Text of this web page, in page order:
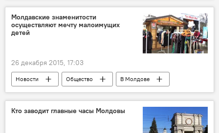
Молдавия
Оргеев Милосердие
Молдавские знаменитости
осуществляют мечту малоимущих
детей
26 декабря 2015, 17:03
Новости Общество
В Молдове
Республика Молдова
Оля Тира
Наталья Гордиенко
Марина Таубер
певица
Кто заводит главные часы Молдовы